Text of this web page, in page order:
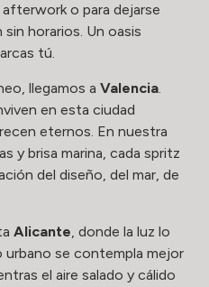
o para dejarse
horarios. Un oasis
tú.
llegamos a Valencia.
en esta ciudad
eternos. En nuestra
y brisa marina, cada spritz
del diseño, del mar, de
Alicante, donde la luz lo
urbano se contempla mejor
el aire salado y cálido